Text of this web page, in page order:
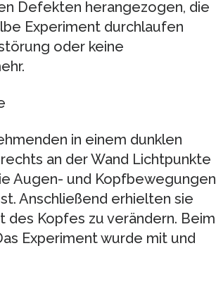
Defekten herangezogen, die
Experiment durchlaufen
oder keine
in einem dunklen
an der Wand Lichtpunkte
Augen- und Kopfbewegungen
Anschließend erhielten sie
des Kopfes zu verändern. Beim
Experiment wurde mit und